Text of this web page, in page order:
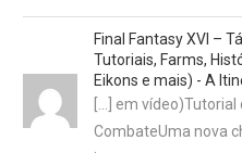
Final Fantasy XVI –
Tutoriais, Farms,
Eikons e mais) - A
[…] em vídeo)Tutorial
CombateUma nova